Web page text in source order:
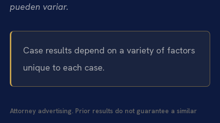
pueden variar.
Case results depend on a variety of factors
unique to each case.
Attorney advertising. Prior results do not guarantee a similar